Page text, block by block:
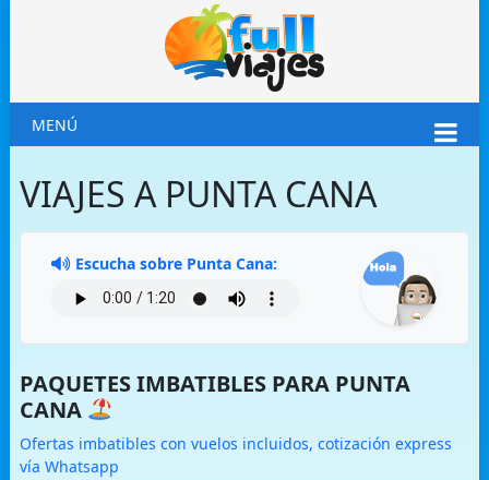
MENÚ
VIAJES A PUNTA CANA
Escucha sobre Punta Cana:
PAQUETES IMBATIBLES PARA PUNTA
CANA
Ofertas imbatibles con vuelos incluidos, cotización express
vía Whatsapp